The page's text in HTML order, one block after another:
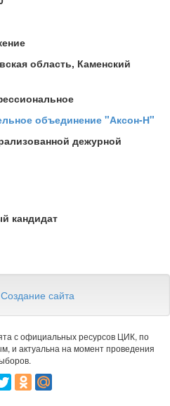
область, Каменский
объединение "Аксон-Н"
дежурной
кандидат
Создание сайта
с официальных ресурсов ЦИК, по
и актуальна на момент проведения